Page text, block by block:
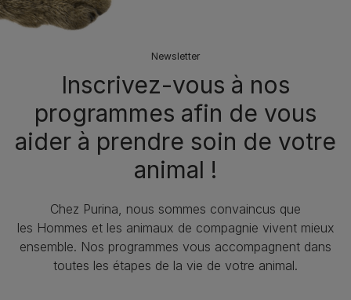
Newsletter
Inscrivez-vous à nos
programmes afin de vous
aider à prendre soin de votre
animal !​
Chez Purina, nous sommes convaincus que
les Hommes et les animaux de compagnie vivent mieux
ensemble. Nos programmes vous accompagnent dans
toutes les étapes de la vie de votre animal.​